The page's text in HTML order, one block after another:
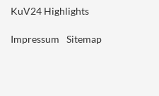
KuV24 Highlights
Impressum Sitemap